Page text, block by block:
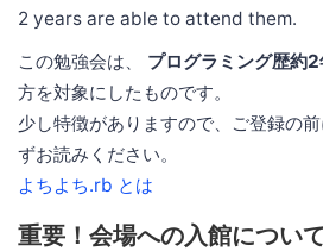
2 years are able to attend them.
この勉強会は、 プログラミング歴約
方を対象にしたものです。
少し特徴がありますので、ご登録の
ずお読みください。
よちよち.rb とは
重要！会場への入館につい